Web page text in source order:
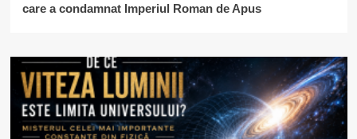
care a condamnat Imperiul Roman de Apus